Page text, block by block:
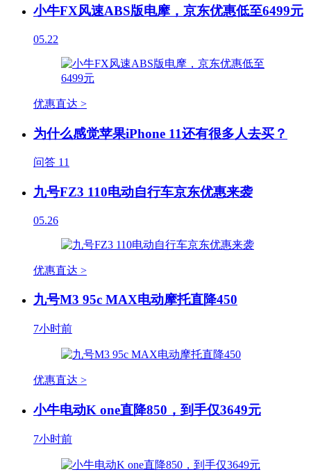
小牛FX风速ABS版电摩，京东优惠低至6499元
05.22
优惠直达 >
为什么感觉苹果iPhone 11还有很多人去买？
问答 11
九号FZ3 110电动自行车京东优惠来袭
05.26
优惠直达 >
九号M3 95c MAX电动摩托直降450
7小时前
优惠直达 >
小牛电动K one直降850，到手仅3649元
7小时前